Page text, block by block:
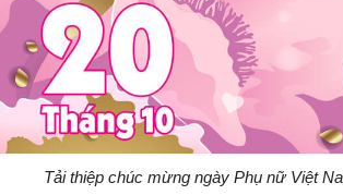
Tải thiệp chúc mừng ngày Phụ nữ Việt